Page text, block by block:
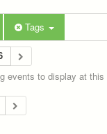
Tags
events to display at this